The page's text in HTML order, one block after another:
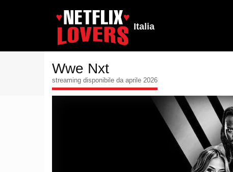
Italia
Wwe Nxt
streaming disponibile da aprile 2026